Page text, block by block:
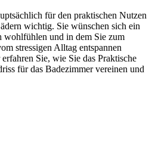
für den praktischen Nutzen
wichtig. Sie wünschen sich ein
wohlfühlen und in dem Sie zum
stressigen Alltag entspannen
Sie, wie Sie das Praktische
für das Badezimmer vereinen und